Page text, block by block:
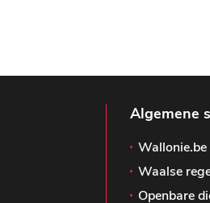
Algemene
Wallonie.be
Waalse
Openbare